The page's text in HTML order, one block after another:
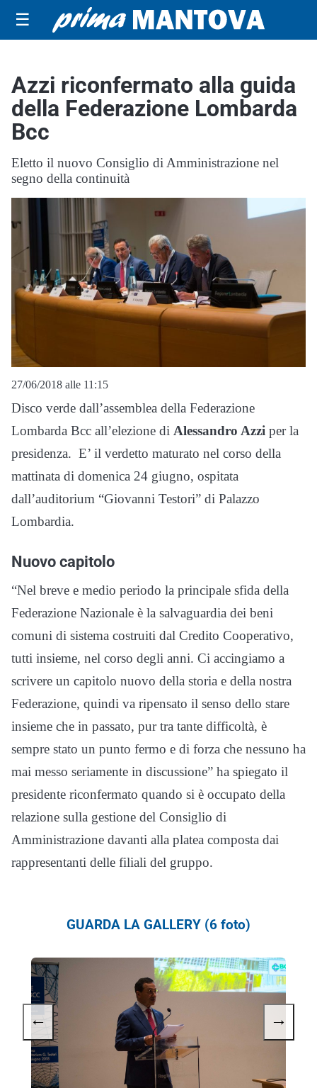
☰
Azzi riconfermato alla guida
della Federazione Lombarda
Bcc
Eletto il nuovo Consiglio di Amministrazione nel
segno della continuità
27/06/2018 alle 11:15
Disco verde dall’assemblea della Federazione
Lombarda Bcc all’elezione di Alessandro Azzi per la
presidenza. E’ il verdetto maturato nel corso della
mattinata di domenica 24 giugno, ospitata
dall’auditorium “Giovanni Testori” di Palazzo
Lombardia.
Nuovo capitolo
“Nel breve e medio periodo la principale sfida della
Federazione Nazionale è la salvaguardia dei beni
comuni di sistema costruiti dal Credito Cooperativo,
tutti insieme, nel corso degli anni. Ci accingiamo a
scrivere un capitolo nuovo della storia e della nostra
Federazione, quindi va ripensato il senso dello stare
insieme che in passato, pur tra tante difficoltà, è
sempre stato un punto fermo e di forza che nessuno ha
mai messo seriamente in discussione” ha spiegato il
presidente riconfermato quando si è occupato della
relazione sulla gestione del Consiglio di
Amministrazione davanti alla platea composta dai
rappresentanti delle filiali del gruppo.
GUARDA LA GALLERY (6 foto)
← →